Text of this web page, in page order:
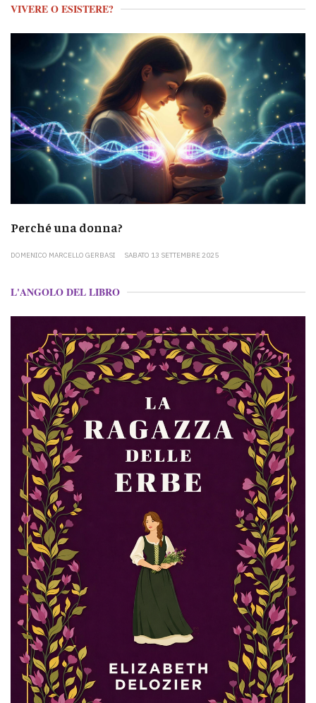
VIVERE O ESISTERE?
Perché una donna?
DOMENICO MARCELLO GERBASI SABATO 13 SETTEMBRE 2025
L'ANGOLO DEL LIBRO